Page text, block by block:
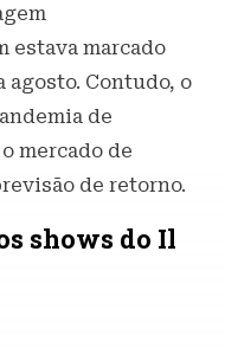
estava marcado
agosto. Contudo, o
de
mercado de
de retorno.
shows do Il